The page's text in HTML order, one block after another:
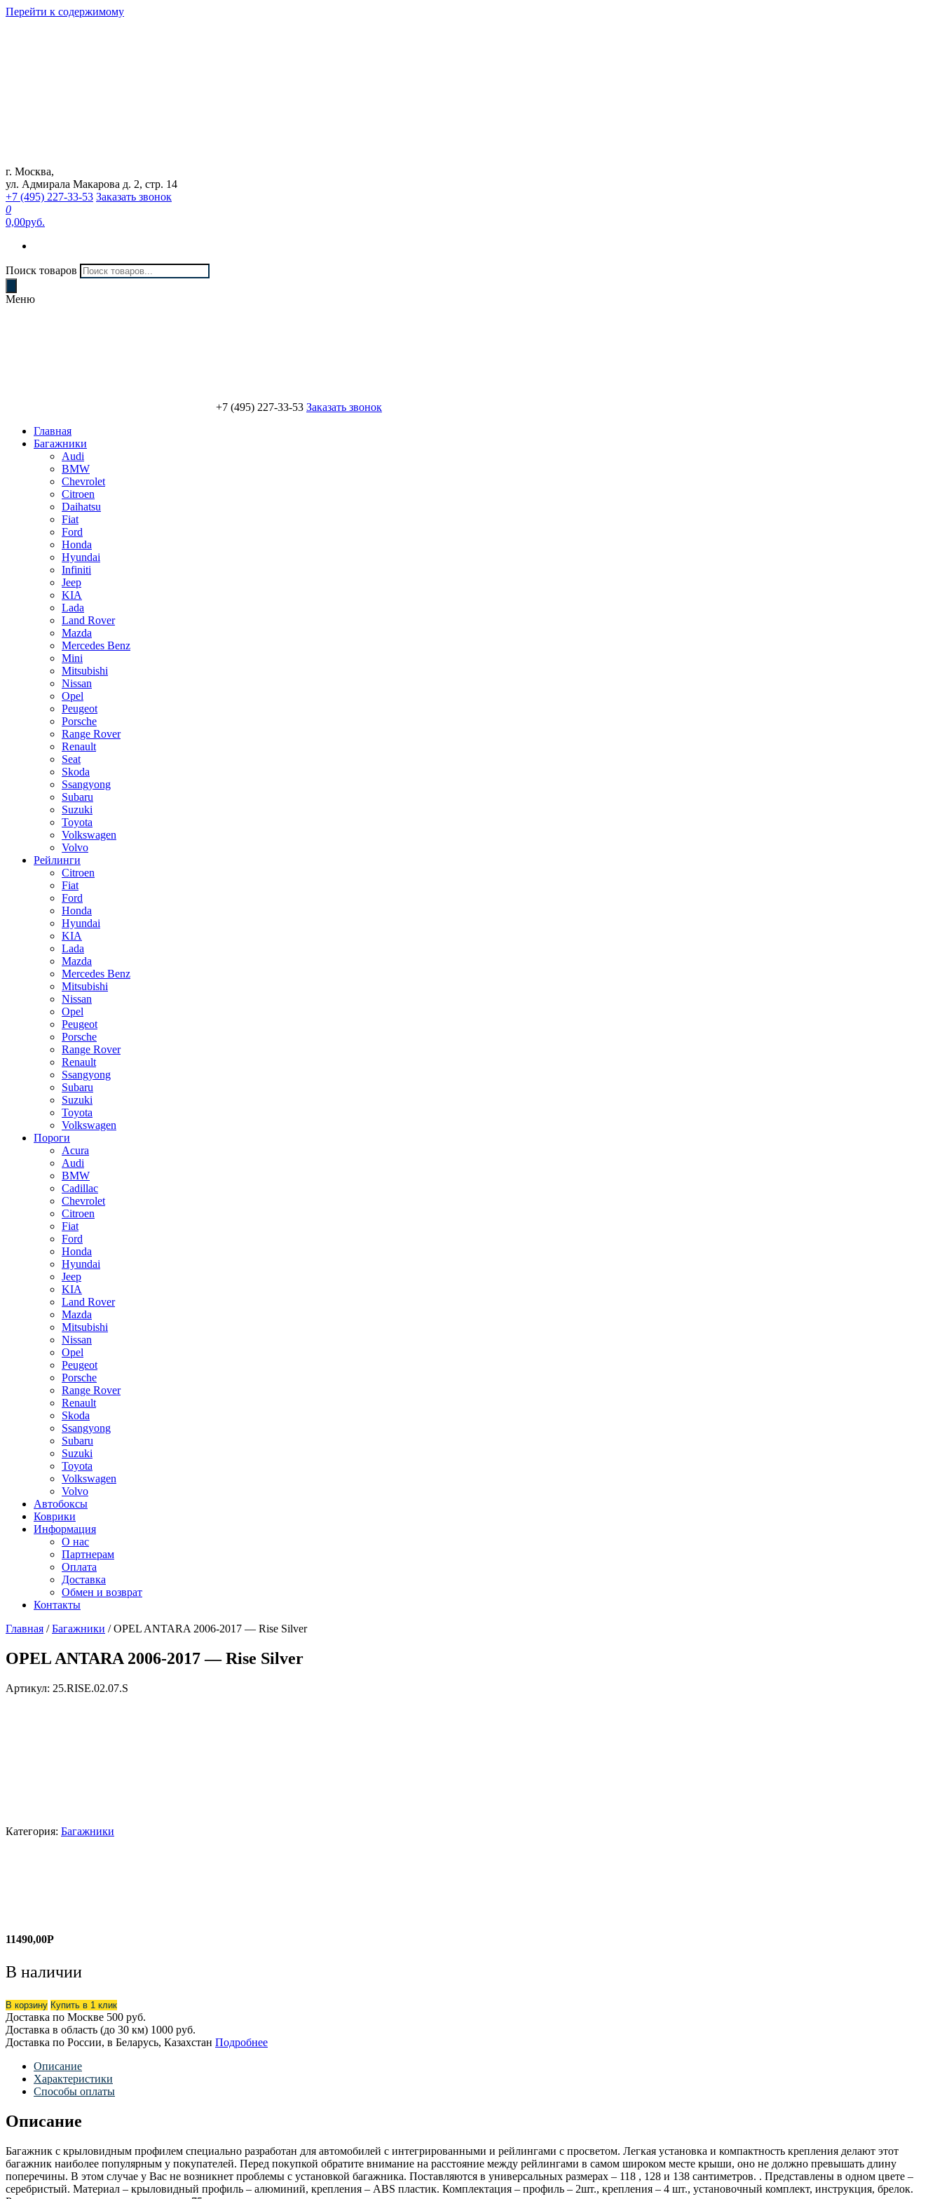
Перейти к содержимому
Интернет магазин "Can Auto"
г. Москва,
ул. Адмирала Макарова д. 2, стр. 14
+7 (495) 227-33-53 Заказать звонок
0
0,00руб.
Поиск товаров
Меню
+7 (495) 227-33-53 Заказать звонок
Главная
Багажники
Audi
BMW
Chevrolet
Citroen
Daihatsu
Fiat
Ford
Honda
Hyundai
Infiniti
Jeep
KIA
Lada
Land Rover
Mazda
Mercedes Benz
Mini
Mitsubishi
Nissan
Opel
Peugeot
Porsche
Range Rover
Renault
Seat
Skoda
Ssangyong
Subaru
Suzuki
Toyota
Volkswagen
Volvo
Рейлинги
Citroen
Fiat
Ford
Honda
Hyundai
KIA
Lada
Mazda
Mercedes Benz
Mitsubishi
Nissan
Opel
Peugeot
Porsche
Range Rover
Renault
Ssangyong
Subaru
Suzuki
Toyota
Volkswagen
Пороги
Acura
Audi
BMW
Cadillac
Chevrolet
Citroen
Fiat
Ford
Honda
Hyundai
Jeep
KIA
Land Rover
Mazda
Mitsubishi
Nissan
Opel
Peugeot
Porsche
Range Rover
Renault
Skoda
Ssangyong
Subaru
Suzuki
Toyota
Volkswagen
Volvo
Автобоксы
Коврики
Информация
О нас
Партнерам
Оплата
Доставка
Обмен и возврат
Контакты
Главная /Багажники / OPEL ANTARA 2006-2017 — Rise Silver
OPEL ANTARA 2006-2017 — Rise Silver
Артикул: 25.RISE.02.07.S
Категория: Багажники
11490,00Р
В наличии
В корзину Купить в 1 клик
Доставка по Москве 500 руб.
Доставка в область (до 30 км) 1000 руб.
Доставка по России, в Беларусь, Казахстан Подробнее
Описание
Характеристики
Способы оплаты
Описание
Багажник с крыловидным профилем специально разработан для автомобилей с интегрированными и рейлингами с просветом. Легкая установка и компактность крепления делают этот
багажник наиболее популярным у покупателей. Перед покупкой обратите внимание на расстояние между рейлингами в самом широком месте крыши, оно не должно превышать длину
поперечины. В этом случае у Вас не возникнет проблемы с установкой багажника. Поставляются в универсальных размерах – 118 , 128 и 138 сантиметров. . Представлены в одном цвете –
серебристый. Материал – крыловидный профиль – алюминий, крепления – ABS пластик. Комплектация – профиль – 2шт., крепления – 4 шт., установочный комплект, инструкция, брелок.